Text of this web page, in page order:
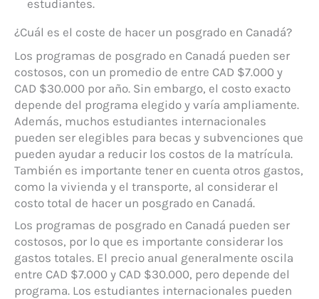
estudiantes.
¿Cuál es el coste de hacer un posgrado en Canadá?
Los programas de posgrado en Canadá pueden ser
costosos, con un promedio de entre CAD $7.000 y
CAD $30.000 por año. Sin embargo, el costo exacto
depende del programa elegido y varía ampliamente.
Además, muchos estudiantes internacionales
pueden ser elegibles para becas y subvenciones que
pueden ayudar a reducir los costos de la matrícula.
También es importante tener en cuenta otros gastos,
como la vivienda y el transporte, al considerar el
costo total de hacer un posgrado en Canadá.
Los programas de posgrado en Canadá pueden ser
costosos, por lo que es importante considerar los
gastos totales. El precio anual generalmente oscila
entre CAD $7.000 y CAD $30.000, pero depende del
programa. Los estudiantes internacionales pueden